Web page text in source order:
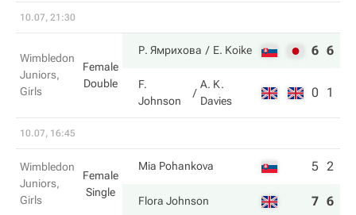
10.07, 21:30
Wimbledon
Juniors,
Girls
Female
Double
Р. Ямрихова E. Koike 6 6
F.
Johnson
A. K.
Davies
0 1
10.07, 16:45
Wimbledon
Juniors,
Girls
Female
Single
Mia Pohankova 5 2
Flora Johnson 7 6